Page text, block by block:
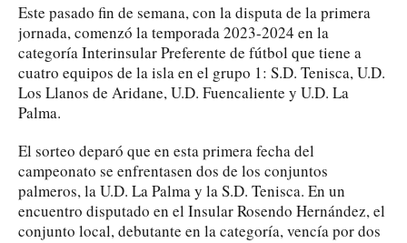
Este pasado fin de semana, con la disputa de la primera
jornada, comenzó la temporada 2023-2024 en la
categoría Interinsular Preferente de fútbol que tiene a
cuatro equipos de la isla en el grupo 1: S.D. Tenisca, U.D.
Los Llanos de Aridane, U.D. Fuencaliente y U.D. La
Palma.
El sorteo deparó que en esta primera fecha del
campeonato se enfrentasen dos de los conjuntos
palmeros, la U.D. La Palma y la S.D. Tenisca. En un
encuentro disputado en el Insular Rosendo Hernández, el
conjunto local, debutante en la categoría, vencía por dos